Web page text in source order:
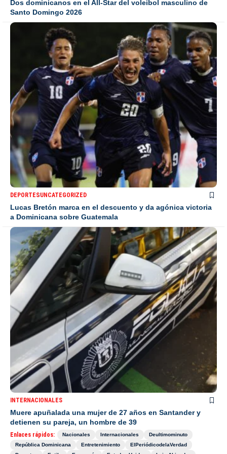
Dos dominicanos en el All-Star del voleibol masculino de
Santo Domingo 2026
DEPORTESUNCATEGORIZED
Lucas Bretón marca en el descuento y da agónica victoria
a Dominicana sobre Guatemala
INTERNACIONALES
Muere apuñalada una mujer de 27 años en Santander y
detienen su pareja, un hombre de 39
Enlaces rápidos: Nacionales Internacionales
Deultimominuto
República Dominicana
Entretenimiento
ElPeriódicodelaVerdad